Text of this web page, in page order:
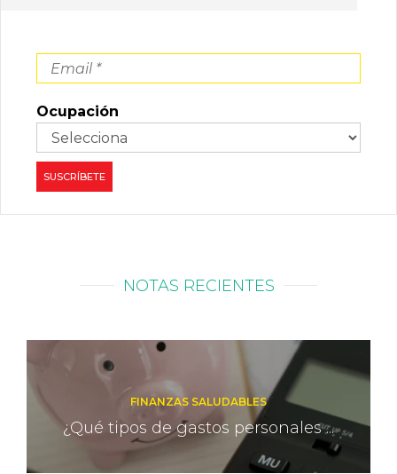
Ocupación
NOTAS RECIENTES
FINANZAS SALUDABLES
¿Qué tipos de gastos personales ...